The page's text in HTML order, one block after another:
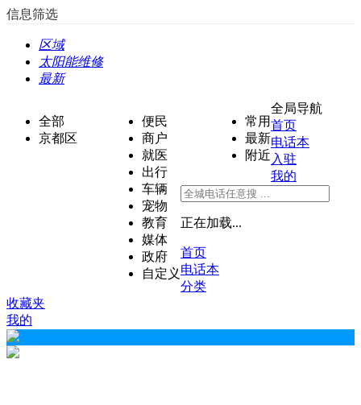
信息筛选
区域
太阳能维修
最新
全部
京都区
便民
商户
就医
出行
车辆
宠物
教育
媒体
政府
自定义
常用
最新
附近
全局导航
首页
电话本
入驻
我的
正在加载...
首页
电话本
分类
收藏夹
我的